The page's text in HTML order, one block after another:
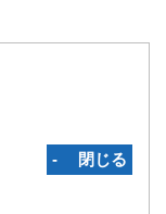
‐ 閉じる